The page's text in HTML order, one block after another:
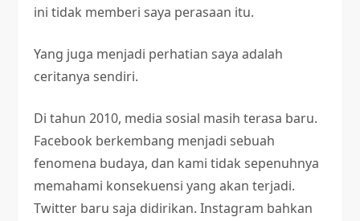
ini tidak memberi saya perasaan itu.
Yang juga menjadi perhatian saya adalah
ceritanya sendiri.
Di tahun 2010, media sosial masih terasa baru.
Facebook berkembang menjadi sebuah
fenomena budaya, dan kami tidak sepenuhnya
memahami konsekuensi yang akan terjadi.
Twitter baru saja didirikan. Instagram bahkan